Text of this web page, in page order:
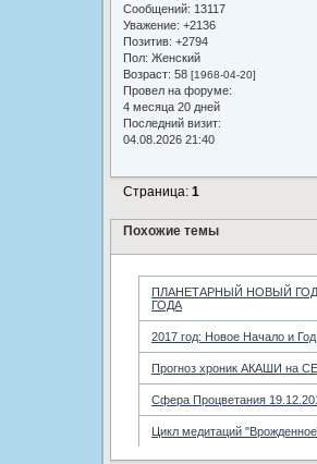
Сообщений: 13117
Уважение: +2136
Позитив: +2794
Пол: Женский
Возраст: 58 [1968-04-20]
Провел на форуме:
4 месяца 20 дней
Последний визит:
04.08.2026 21:40
Страница: 1
Похожие темы
ПЛАНЕТАРНЫЙ НОВЫЙ ГОД
ГОДА
2017 год: Новое Начало и
Прогноз хроник АКАШИ на
Сфера Процветания
Цикл медитаций